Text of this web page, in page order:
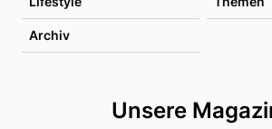
Archiv
Unsere